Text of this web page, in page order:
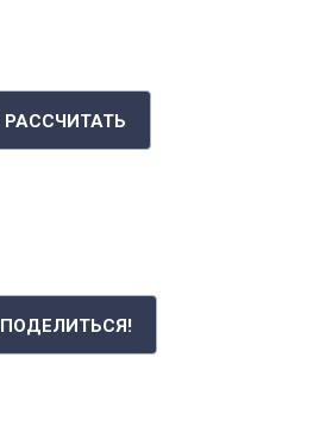
РАССЧИТАТЬ
ПОДЕЛИТЬСЯ!